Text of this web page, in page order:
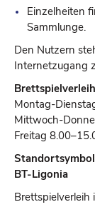
Einzelheiten
Sammlunge.
Den Nutzern
Internetzugang
Montag-
Mittwoch-
Freitag
BT-Ligonia
Brettspielverleih